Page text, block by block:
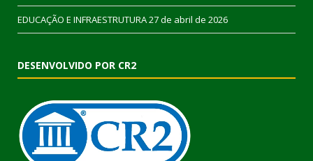
EDUCAÇÃO E INFRAESTRUTURA27 de abril de 2026
DESENVOLVIDO POR CR2